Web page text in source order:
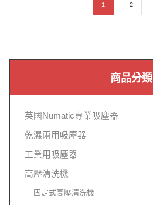
1 2
商品分類
英國Numatic專業吸塵器
乾濕兩用吸塵器
工業用吸塵器
高壓清洗機
固定式高壓清洗機